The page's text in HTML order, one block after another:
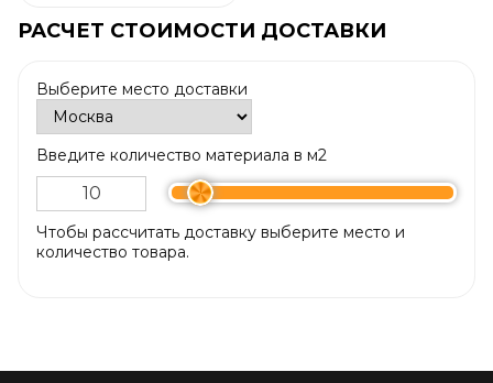
РАСЧЕТ СТОИМОСТИ ДОСТАВКИ
Выберите место доставки
Введите количество материала в м2
Чтобы рассчитать доставку выберите место и
количество товара.